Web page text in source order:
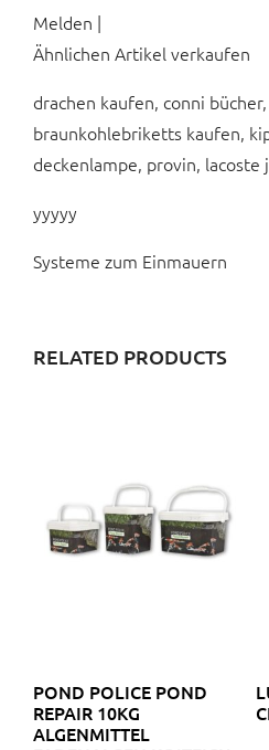
Melden |
Ähnlichen Artikel verkaufen
drachen kaufen, conni
braunkohlebriketts kaufen,
deckenlampe, provin, lacoste
yyyyy
Systeme zum Einmauern
RELATED PRODUCTS
POND POLICE POND
REPAIR 10KG
ALGENMITTEL